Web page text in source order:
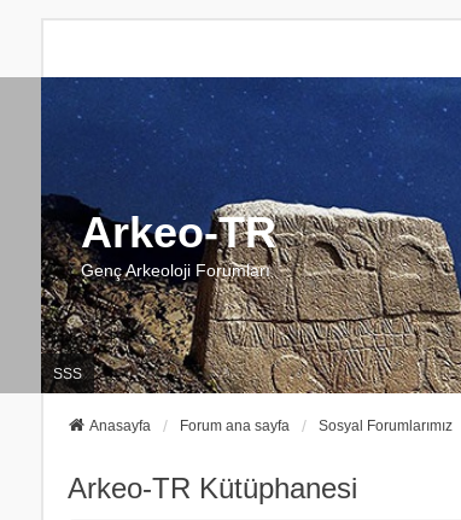
Arkeo-TR
Genç Arkeoloji Forumları
SSS
Anasayfa Forum ana sayfa Sosyal Forumlarımız
Arkeo-TR Kütüphanesi